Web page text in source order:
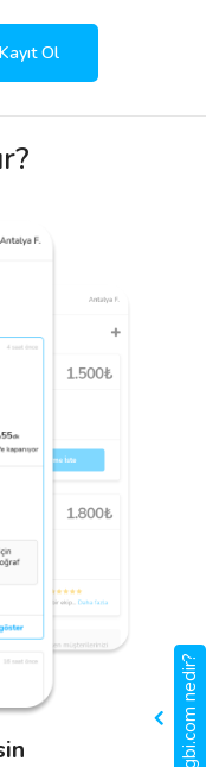
Ol
anlaşmayı yap ve
değerlendirmelerle
gelir elde et.
gigbi.com nedir?